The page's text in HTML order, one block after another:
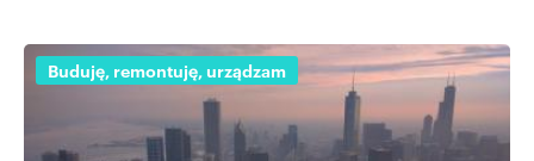
Buduję, remontuję, urządzam